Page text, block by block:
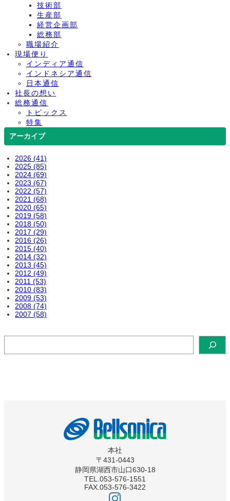
技術部
生産部
経営企画部
総務部
職場紹介
現場便り
インディア通信
インドネシア通信
日本通信
社長の想い
総務通信
トピックス
特集
アーカイブ
2026 (41)
2025 (85)
2024 (69)
2023 (67)
2022 (57)
2021 (68)
2020 (65)
2019 (58)
2018 (50)
2017 (29)
2016 (26)
2015 (40)
2014 (32)
2013 (45)
2012 (49)
2011 (53)
2010 (83)
2009 (53)
2008 (74)
2007 (58)
本社
〒431-0443
静岡県湖西市山口630-18
TEL.053-576-1551
FAX.053-576-3422
ベ